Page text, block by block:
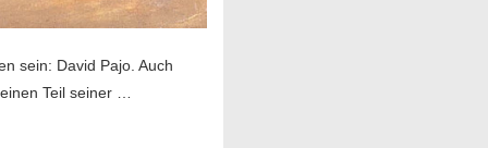
sein: David Pajo. Auch
Teil seiner …